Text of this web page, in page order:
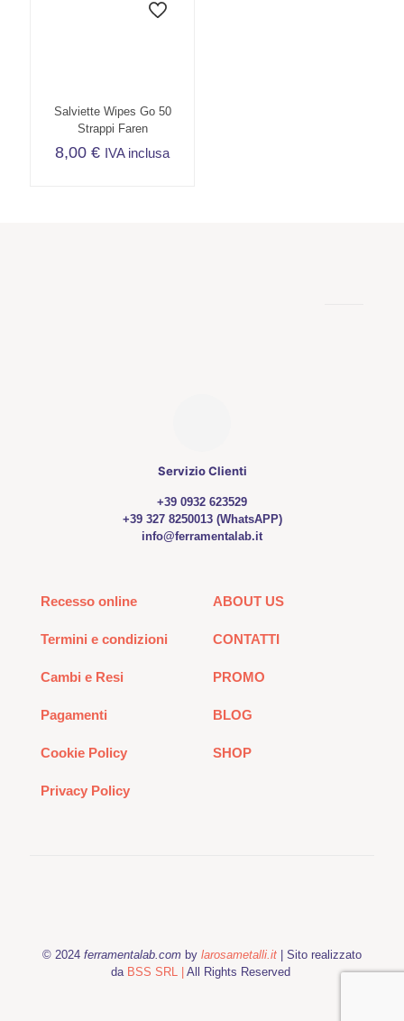
Salviette Wipes Go 50
Strappi Faren
8,00€ IVA inclusa
Servizio Clienti
+39 0932 623529
+39 327 8250013 (WhatsAPP)
info@ferramentalab.it
Recesso online
Termini e condizioni
Cambi e Resi
Pagamenti
Cookie Policy
Privacy Policy
ABOUT US
CONTATTI
PROMO
BLOG
SHOP
© 2024 ferramentalab.com by larosametalli.it | Sito realizzato
da BSS SRL |All Rights Reserved